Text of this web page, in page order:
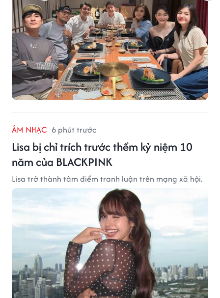
ÂM NHẠC 6 phút trước
Lisa bị chỉ trích trước thềm kỷ niệm 10
năm của BLACKPINK
Lisa trở thành tâm điểm tranh luận trên mạng xã hội.